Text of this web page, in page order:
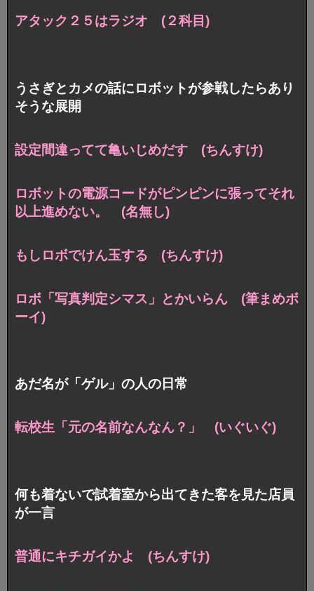
アタック２５はラジオ (２科目)
うさぎとカメの話にロボットが参戦したらあり
そうな展開
設定間違ってて亀いじめだす (ちんすけ)
ロボットの電源コードがピンピンに張ってそれ
以上進めない。 (名無し)
もしロボでけん玉する (ちんすけ)
ロボ「写真判定シマス」とかいらん (筆まめボ
ーイ)
あだ名が「ゲル」の人の日常
転校生「元の名前なんなん？」 (いぐいぐ)
何も着ないで試着室から出てきた客を見た店員
が一言
普通にキチガイかよ (ちんすけ)